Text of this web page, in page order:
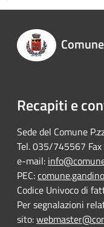
Recapiti e
Sede del Comune
Tel. 035/745567
e-mail:
PEC:
Codice Univoco di
Per segnalazioni
sito: